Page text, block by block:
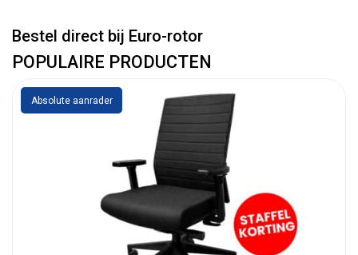
Bestel direct bij Euro-rotor
POPULAIRE PRODUCTEN
Absolute aanrader